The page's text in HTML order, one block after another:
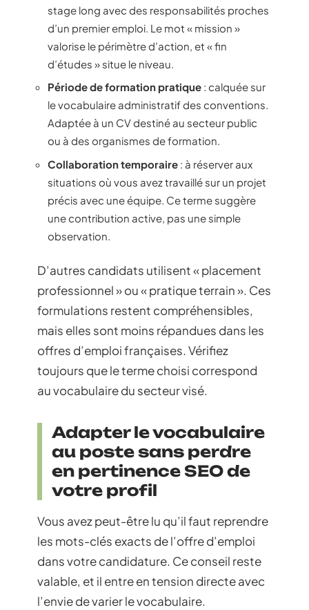
stage long avec des responsabilités proches
d’un premier emploi. Le mot « mission »
valorise le périmètre d’action, et « fin
d’études » situe le niveau.
Période de formation pratique : calquée sur
le vocabulaire administratif des conventions.
Adaptée à un CV destiné au secteur public
ou à des organismes de formation.
Collaboration temporaire : à réserver aux
situations où vous avez travaillé sur un projet
précis avec une équipe. Ce terme suggère
une contribution active, pas une simple
observation.
D’autres candidats utilisent « placement
professionnel » ou « pratique terrain ». Ces
formulations restent compréhensibles,
mais elles sont moins répandues dans les
offres d’emploi françaises. Vérifiez
toujours que le terme choisi correspond
au vocabulaire du secteur visé.
Adapter le vocabulaire
au poste sans perdre
en pertinence SEO de
votre profil
Vous avez peut-être lu qu’il faut reprendre
les mots-clés exacts de l’offre d’emploi
dans votre candidature. Ce conseil reste
valable, et il entre en tension directe avec
l’envie de varier le vocabulaire.